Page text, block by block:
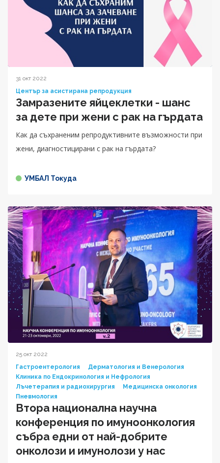
31 окт 2022
Център за асистирана репродукция
Замразените яйцеклетки - шанс
за дете при жени с рак на гърдата
Как да съхраненим репродуктивните възможности при
жени, диагностицирани с рак на гърдата?
УМБАЛ Токуда
25 окт 2022
Гастроентерология
Дерматология и Венерология
Клиника по Ендокринология и Нефрология
Лъчетерапия и радиохирургия
Медицинска онкология
Пневмология
Втора национална научна
конференция по имуноонкология
събра едни от най-добрите
онколози и имунолози у нас